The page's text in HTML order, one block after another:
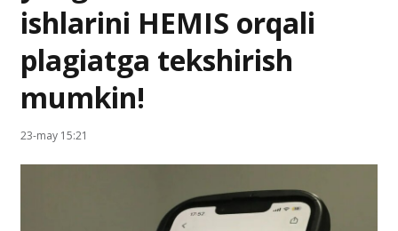
ishlarini HEMIS orqali
plagiatga tekshirish
mumkin!
23-may 15:21